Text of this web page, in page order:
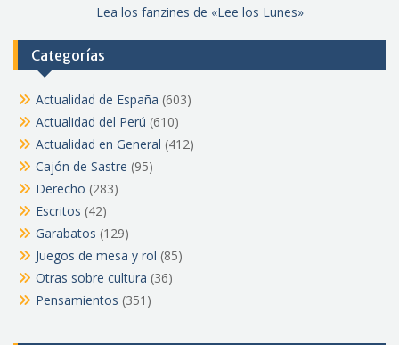
Lea los fanzines de «Lee los Lunes»
Categorías
Actualidad de España (603)
Actualidad del Perú (610)
Actualidad en General (412)
Cajón de Sastre (95)
Derecho (283)
Escritos (42)
Garabatos (129)
Juegos de mesa y rol (85)
Otras sobre cultura (36)
Pensamientos (351)